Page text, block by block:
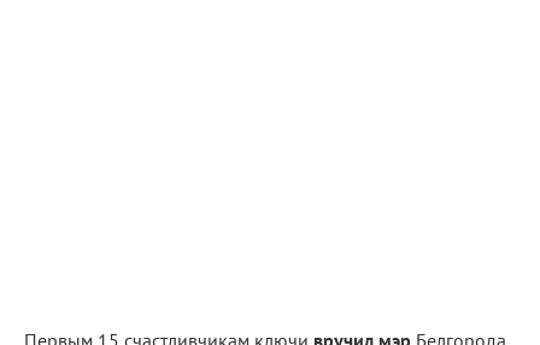
Первым 15 счастливчикам ключи вручил мэр Белгорода